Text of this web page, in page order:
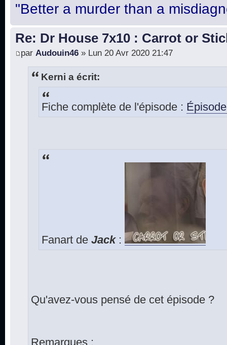
"Better a murder than a
Re: Dr House 7x10 : Carrot or
par Audouin46 » Lun 20 Avr 2020 21:47
Kerni a écrit:
Fiche complète de l'épisode :
Fanart de Jack:
Qu'avez-vous pensé de cet épisode ?
Remarques :